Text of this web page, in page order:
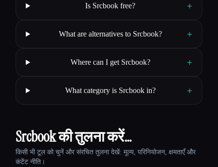
Is Srcbook free? +
What are alternatives to Srcbook? +
Where can I get Srcbook? +
What category is Srcbook in? +
Srcbook की तुलना करें…
किसी भी टूल को चुनें और संरचित तुलना देखें: मूल्य, परिनियोजन, क्षमताएँ और
कंटेंट नीति।